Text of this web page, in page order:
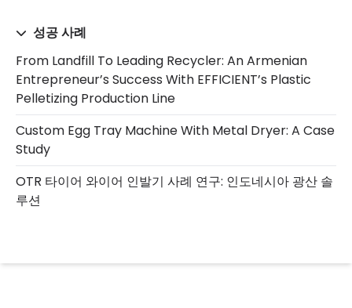
성공 사례
From Landfill To Leading Recycler: An Armenian
Entrepreneur’s Success With EFFICIENT’s Plastic
Pelletizing Production Line
Custom Egg Tray Machine With Metal Dryer: A Case
Study
OTR 타이어 와이어 인발기 사례 연구: 인도네시아 광산 솔
루션